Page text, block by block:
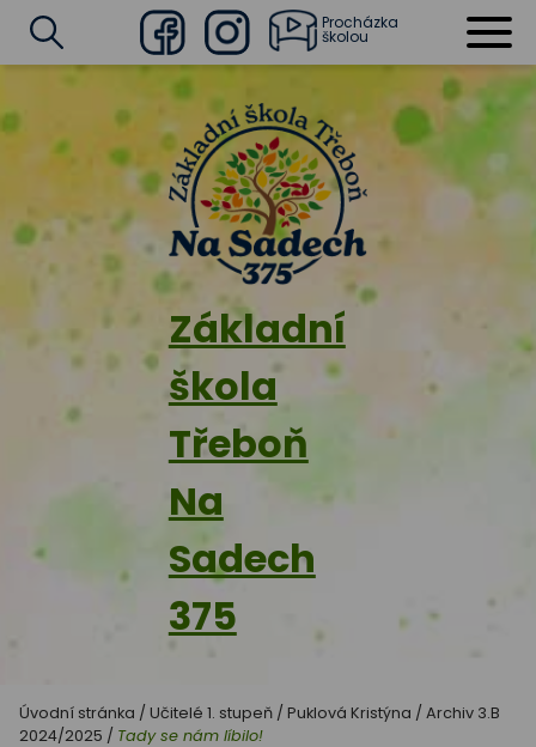
Základní
škola
Třeboň
Na
Sadech
375
FacebookInstagram
Procházka
školou
Úvodní stránka / Učitelé 1. stupeň / Puklová Kristýna / Archiv 3.B
2024/2025 / Tady se nám líbilo!